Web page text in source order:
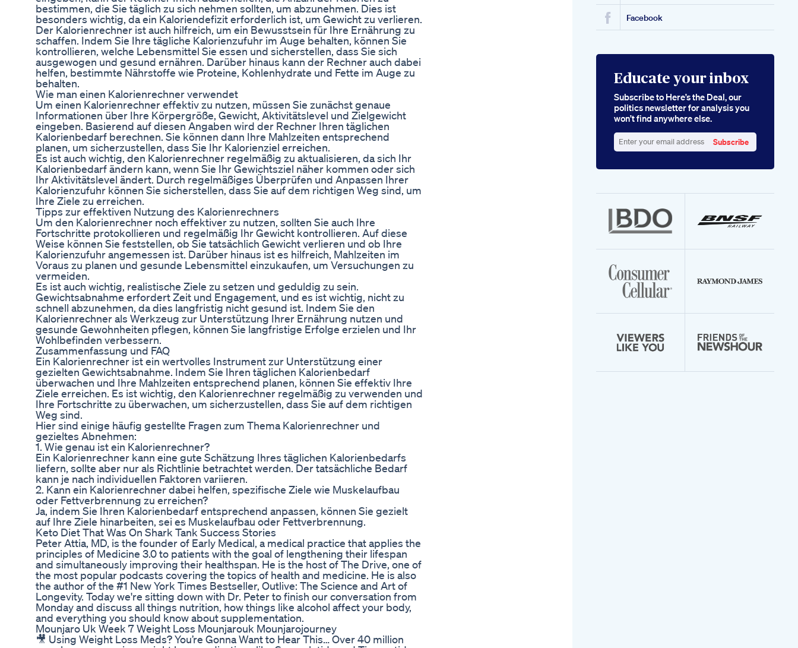
bestimmen, die Sie täglich zu sich nehmen sollten, um abzunehmen. Dies ist
besonders wichtig, da ein Kaloriendefizit erforderlich ist, um Gewicht zu verlieren.
Der Kalorienrechner ist auch hilfreich, um ein Bewusstsein für Ihre Ernährung zu
schaffen. Indem Sie Ihre tägliche Kalorienzufuhr im Auge behalten, können Sie
kontrollieren, welche Lebensmittel Sie essen und sicherstellen, dass Sie sich
ausgewogen und gesund ernähren. Darüber hinaus kann der Rechner auch dabei
helfen, bestimmte Nährstoffe wie Proteine, Kohlenhydrate und Fette im Auge zu
behalten.
Wie man einen Kalorienrechner verwendet
Um einen Kalorienrechner effektiv zu nutzen, müssen Sie zunächst genaue
Informationen über Ihre Körpergröße, Gewicht, Aktivitätslevel und Zielgewicht
eingeben. Basierend auf diesen Angaben wird der Rechner Ihren täglichen
Kalorienbedarf berechnen. Sie können dann Ihre Mahlzeiten entsprechend
planen, um sicherzustellen, dass Sie Ihr Kalorienziel erreichen.
Es ist auch wichtig, den Kalorienrechner regelmäßig zu aktualisieren, da sich Ihr
Kalorienbedarf ändern kann, wenn Sie Ihr Gewichtsziel näher kommen oder sich
Ihr Aktivitätslevel ändert. Durch regelmäßiges Überprüfen und Anpassen Ihrer
Kalorienzufuhr können Sie sicherstellen, dass Sie auf dem richtigen Weg sind, um
Ihre Ziele zu erreichen.
Tipps zur effektiven Nutzung des Kalorienrechners
Um den Kalorienrechner noch effektiver zu nutzen, sollten Sie auch Ihre
Fortschritte protokollieren und regelmäßig Ihr Gewicht kontrollieren. Auf diese
Weise können Sie feststellen, ob Sie tatsächlich Gewicht verlieren und ob Ihre
Kalorienzufuhr angemessen ist. Darüber hinaus ist es hilfreich, Mahlzeiten im
Voraus zu planen und gesunde Lebensmittel einzukaufen, um Versuchungen zu
vermeiden.
Es ist auch wichtig, realistische Ziele zu setzen und geduldig zu sein.
Gewichtsabnahme erfordert Zeit und Engagement, und es ist wichtig, nicht zu
schnell abzunehmen, da dies langfristig nicht gesund ist. Indem Sie den
Kalorienrechner als Werkzeug zur Unterstützung Ihrer Ernährung nutzen und
gesunde Gewohnheiten pflegen, können Sie langfristige Erfolge erzielen und Ihr
Wohlbefinden verbessern.
Zusammenfassung und FAQ
Ein Kalorienrechner ist ein wertvolles Instrument zur Unterstützung einer
gezielten Gewichtsabnahme. Indem Sie Ihren täglichen Kalorienbedarf
überwachen und Ihre Mahlzeiten entsprechend planen, können Sie effektiv Ihre
Ziele erreichen. Es ist wichtig, den Kalorienrechner regelmäßig zu verwenden und
Ihre Fortschritte zu überwachen, um sicherzustellen, dass Sie auf dem richtigen
Weg sind.
Hier sind einige häufig gestellte Fragen zum Thema Kalorienrechner und
gezieltes Abnehmen:
1. Wie genau ist ein Kalorienrechner?
Ein Kalorienrechner kann eine gute Schätzung Ihres täglichen Kalorienbedarfs
liefern, sollte aber nur als Richtlinie betrachtet werden. Der tatsächliche Bedarf
kann je nach individuellen Faktoren variieren.
2. Kann ein Kalorienrechner dabei helfen, spezifische Ziele wie Muskelaufbau
oder Fettverbrennung zu erreichen?
Ja, indem Sie Ihren Kalorienbedarf entsprechend anpassen, können Sie gezielt
auf Ihre Ziele hinarbeiten, sei es Muskelaufbau oder Fettverbrennung.
Keto Diet That Was On Shark Tank Success Stories
Peter Attia, MD, is the founder of Early Medical, a medical practice that applies the
principles of Medicine 3.0 to patients with the goal of lengthening their lifespan
and simultaneously improving their healthspan. He is the host of The Drive, one of
the most popular podcasts covering the topics of health and medicine. He is also
the author of the #1 New York Times Bestseller, Outlive: The Science and Art of
Longevity. Today we're sitting down with Dr. Peter to finish our conversation from
Monday and discuss all things nutrition, how things like alcohol affect your body,
and everything you should know about supplementation.
Mounjaro Uk Week 7 Weight Loss Mounjarouk Mounjarojourney
🎥 Using Weight Loss Meds? You’re Gonna Want to Hear This… Over 40 million
Facebook
Educate your inbox
Subscribe to Here’s the Deal, our
politics newsletter for analysis you
won’t find anywhere else.
your
Subscribe